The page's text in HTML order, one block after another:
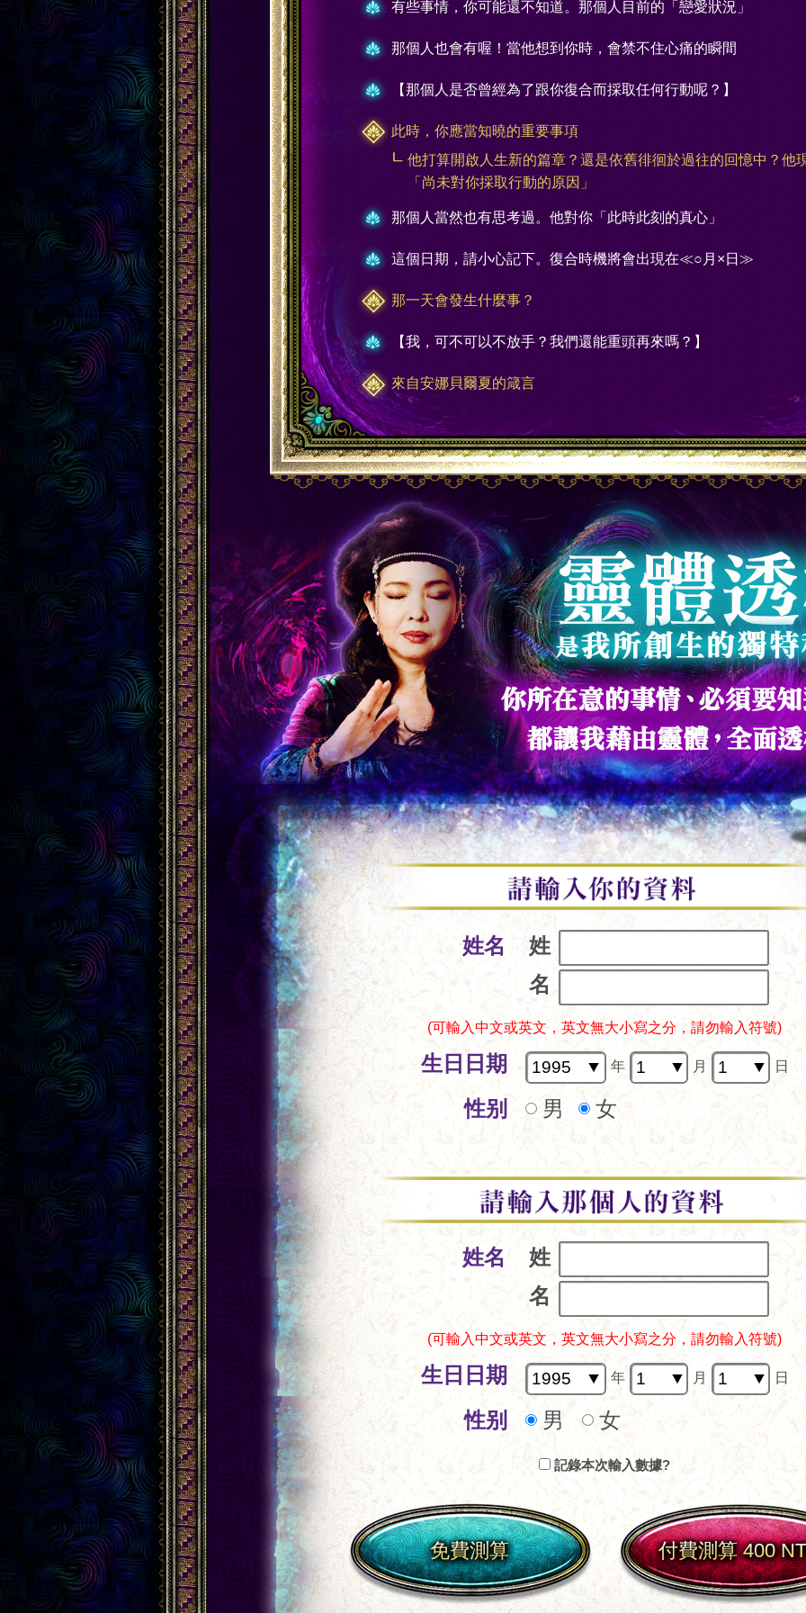
有些事情，你可能還不知道。那個人目前的「戀愛狀況」
那個人也會有喔！當他想到你時，會禁不住心痛的瞬間
【那個人是否曾經為了跟你復合而採取任何行動呢？】
此時，你應當知曉的重要事項
他打算開啟人生新的篇章？還是依舊徘徊於過往的回憶中？他
「尚未對你採取行動的原因」
那個人當然也有思考過。他對你「此時此刻的真心」
這個日期，請小心記下。復合時機將會出現在≪○月×日≫
那一天會發生什麼事？
【我，可不可以不放手？我們還能重頭再來嗎？】
來自安娜貝爾夏的箴言
姓名
姓
名
(可輸入中文或英文，英文無大小寫之分，請勿輸入符號)
生日日期 年 月 日
性别 男 女
姓名
姓
名
(可輸入中文或英文，英文無大小寫之分，請勿輸入符號)
生日日期 年 月 日
性别 男 女
記錄本次輸入數據?
免費測算 付費測算 400